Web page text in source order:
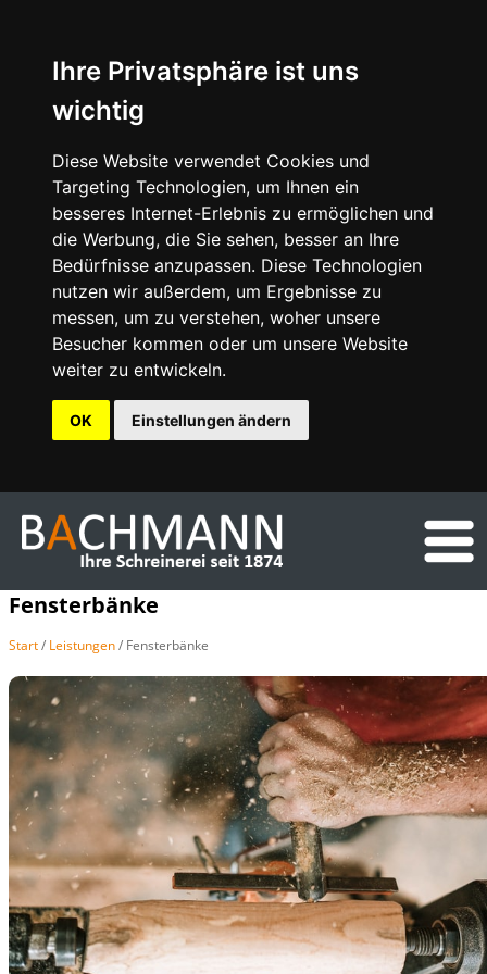
Ihre Privatsphäre ist uns
wichtig
Diese Website verwendet Cookies und
Targeting Technologien, um Ihnen ein
besseres Internet-Erlebnis zu ermöglichen und
die Werbung, die Sie sehen, besser an Ihre
Bedürfnisse anzupassen. Diese Technologien
nutzen wir außerdem, um Ergebnisse zu
messen, um zu verstehen, woher unsere
Besucher kommen oder um unsere Website
weiter zu entwickeln.
OK Einstellungen ändern
Fensterbänke
Start/ Leistungen/ Fensterbänke